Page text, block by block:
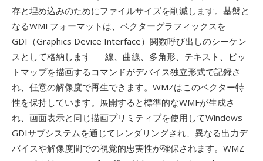
存と埋め込みのためにファイルサイズを削減します。基盤と
なるWMFフォーマットは、ベクターグラフィックスを
GDI（Graphics Device Interface）関数呼び出しのシーケン
スとして格納します — 線、曲線、多角形、テキスト、ビッ
トマップを描画するコマンドがデバイス独立形式で記録さ
れ、任意の解像度で再生できます。WMZはこのベクター特
性を保持しています。展開すると標準的なWMFが生成さ
れ、画面表示と同じ描画プリミティブを使用してWindows
GDIサブシステムを通じてレンダリングされ、異なる出力デ
バイスや解像度間での視覚的忠実性が確保されます。WMZ